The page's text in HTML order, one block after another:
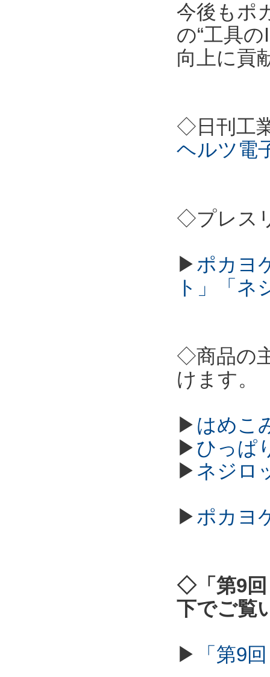
今後もポ
の“工具
向上に貢
◇日刊工
ヘルツ電
◇プレス
▶ポカヨ
ト」「
◇商品の
けます。
▶ はめこ
▶ひっぱ
▶ ネジロ
▶ポカヨ
◇「第9回
下でご覧
▶ 「第9